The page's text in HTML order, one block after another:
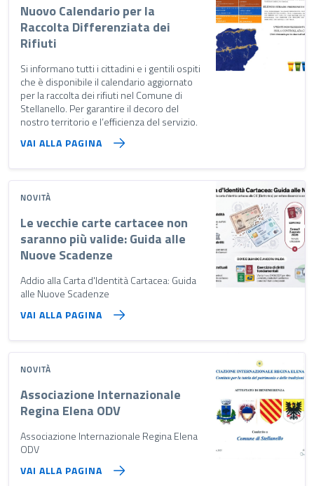
Nuovo Calendario per la
Raccolta Differenziata dei
Rifiuti
Si informano tutti i cittadini e i gentili ospiti
che è disponibile il calendario aggiornato
per la raccolta dei rifiuti nel Comune di
Stellanello. Per garantire il decoro del
nostro territorio e l’efficienza del servizio.
VAI ALLA PAGINA
NOVITÀ
Le vecchie carte cartacee non
saranno più valide: Guida alle
Nuove Scadenze
Addio alla Carta d'Identità Cartacea: Guida
alle Nuove Scadenze
VAI ALLA PAGINA
NOVITÀ
Associazione Internazionale
Regina Elena ODV
Associazione Internazionale Regina Elena
ODV
VAI ALLA PAGINA